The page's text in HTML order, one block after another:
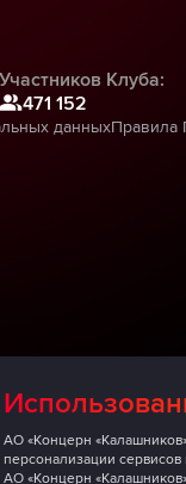
АО «Концерн
персонализации
АО «Концерн
Клуба:
471 152
данныхПравила